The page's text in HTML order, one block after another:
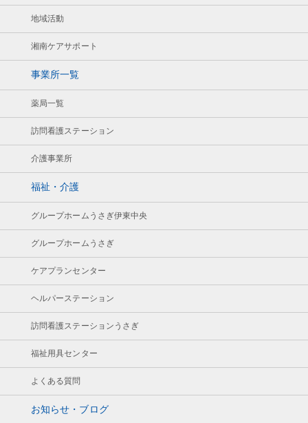
地域活動
湘南ケアサポート
事業所一覧
薬局一覧
訪問看護ステーション
介護事業所
福祉・介護
グループホームうさぎ伊東中央
グループホームうさぎ
ケアプランセンター
ヘルパーステーション
訪問看護ステーションうさぎ
福祉用具センター
よくある質問
お知らせ・ブログ